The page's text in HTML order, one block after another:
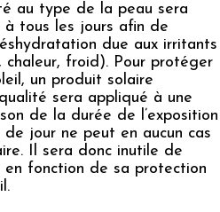
au type de la peau sera
à tous les jours afin de
due aux irritants
froid). Pour protéger
un produit solaire
sera appliqué à une
de la durée de l’exposition
jour ne peut en aucun cas
Il sera donc inutile de
en fonction de sa protection